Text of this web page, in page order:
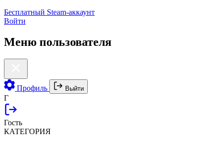
Бесплатный Steam-аккаунт
Войти
Меню пользователя
Профиль Выйти
Г
Гость
КАТЕГОРИЯ